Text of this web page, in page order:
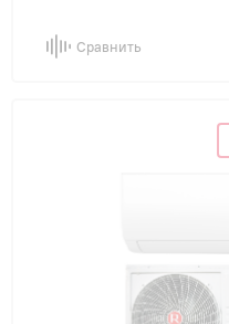
Сравнить